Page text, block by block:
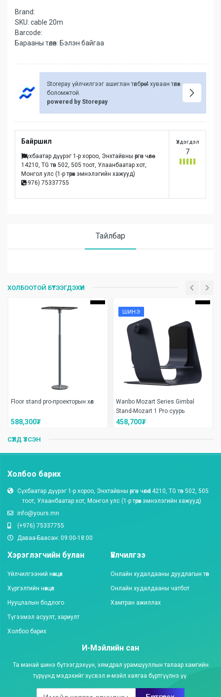
Brand:
SKU: cable 20m
Barcode:
Барааны төлөв: Бэлэн байгаа
Storepay үйлчилгээг ашиглан төлбөрөө 4 хуваан төлөх
боломжтой.
powered by Storepay
Байршил
Сүхбаатар дүүрэг 1-р хороо, Энхтайвны өргөн чөлөө
14210, TG төв 502, 505 тоот, Улаанбаатар хот,
Монгол улc (1-р төрөх эмнэлэгийн хажууд)
(+976) 75337755
Үлдэгдэл
7
Тайлбар
ХОЛБООТОЙ БҮТЭЭГДЭХҮҮН
Floor stand pro-проекторын хөл
588,300₮
ШИНЭ
Wanbo Mozart Series Gimbal
Stand-Mozart 1 Pro суурь
458,700₮
СҮҮЛД ҮЗСЭН
Холбоо барих
Сүхбаатар дүүрэг 1-р хороо, Энхтайвны өргөн чөлөө 14210, TG төв 502, 505
тоот, Улаанбаатар хот, Монгол улc (1-р төрөх эмнэлэгийн хажууд)
info@yours.mn
(+976) 75337755
Даваа-Баасан: 09:00-18:00
Хэрэглэгчийн булан
Үйлчилгээний нөхцөл
Хүргэлтийн нөхцөл
Нууцлалын бодлого
Түгээмэл асуулт, хариулт
Холбоо барих
Үйлчилгээ
Онлайн худалдааны дуудлагын төв
Онлайн худалдааны чатбот
Хамтран ажиллах
И-Мэйлийн сан
Та манай шинэ бүтээгдэхүүн, хямдрал урамшууллын талаар хамгийн
түрүүнд мэдэхийг хүсвэл и-мэйл хаягаа бүртгүүлнэ үү.